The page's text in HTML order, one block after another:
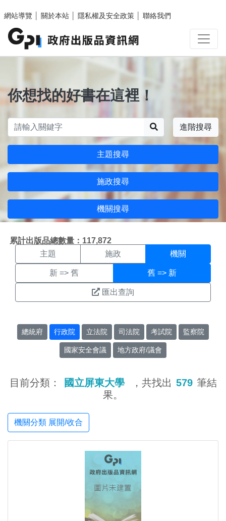
網站導覽
關於本站 隱私權及安全政策 聯絡我們
你想找的好書在這裡！
進階搜尋
主題搜尋
施政搜尋
機關搜尋
累計出版品總數量：117,872
機關搜尋結果頁面
主題 施政 機關
新 => 舊 舊 => 新
匯出查詢
總統府 行政院 立法院 司法院 考試院 監察院
國家安全會議 地方政府/議會
目前分類： 國立屏東大學 ，共找出 579 筆結
果。
機關分類 展開/收合